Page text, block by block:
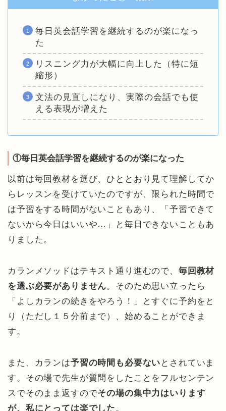
毎日英会話学習を継続するのが楽になっ
た
リスニング力が大幅に向上した（特に短
縮形）
文法の見直しになり、実際の会話でも使
える表現が増えた
①毎日英会話学習を継続するのが楽になった
以前は毎回教材を選び、ひととおり見て理解してか
らレッスンを受けていたのですが、限られた時間で
は予習をする時間がないこともあり、「予習できて
ないから今日はいいや…」と毎日できないこともあ
りました。
カランメソッドはテキスト通り進むので、 毎回教材
を選ぶ必要がありません。そのため思い立ったら
「よしカランの続きをやろう！」とすぐに予約をと
り（ただし１５分前まで）、始めることができま
す。
また、カランは予習の時間も必要ない とされていま
す。その場で先生が質問をしたことをフルセンテン
スでそのまま返すのでその場の集中力はいります
が、私にとっては楽でした。